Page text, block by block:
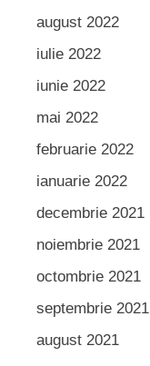
august 2022
iulie 2022
iunie 2022
mai 2022
februarie 2022
ianuarie 2022
decembrie 2021
noiembrie 2021
octombrie 2021
septembrie 2021
august 2021